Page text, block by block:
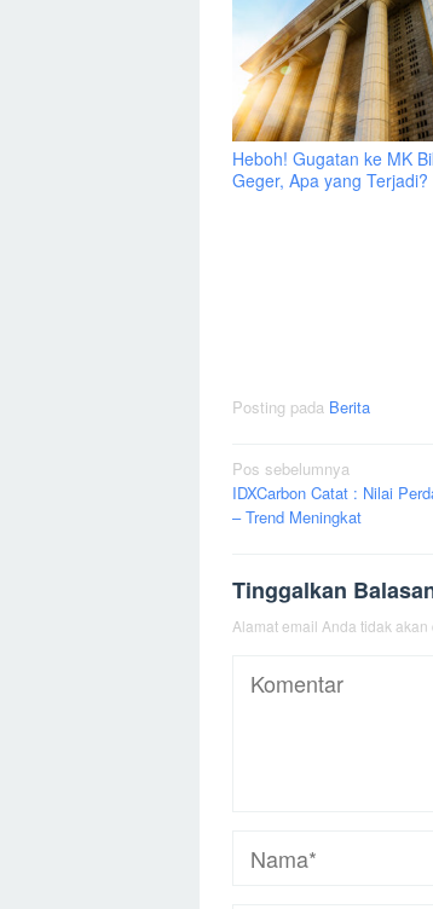
Heboh! Gugatan ke MK
Geger, Apa yang Terjadi?
Posting pada Berita
Navigasi
pos
Pos sebelumnya
IDXCarbon Catat : Nilai
– Trend Meningkat
Tinggalkan
Alamat email Anda tidak akan